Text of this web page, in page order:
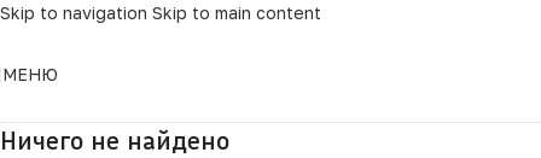
Skip to navigation Skip to main content
МЕНЮ
Ничего не найдено